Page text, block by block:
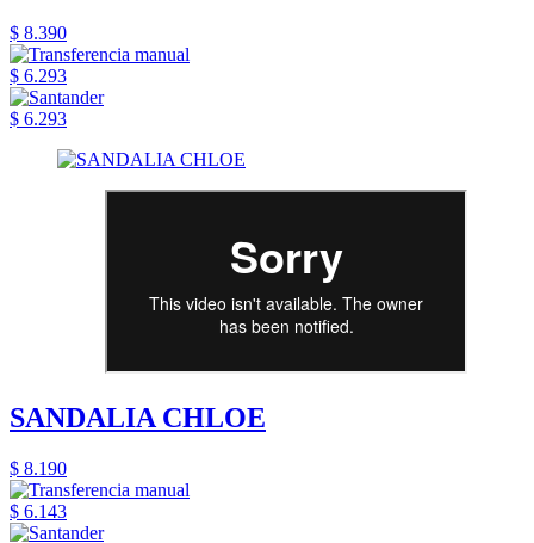
$ 8.390
$ 6.293
$ 6.293
SANDALIA CHLOE
$ 8.190
$ 6.143